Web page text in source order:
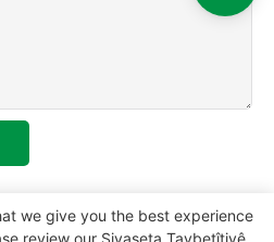
we give you the best experience
review our Siyaseta Taybetîtiyê